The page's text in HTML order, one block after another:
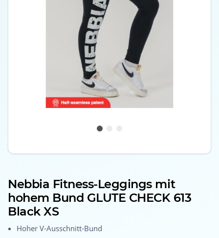
Nebbia Fitness-Leggings mit
hohem Bund GLUTE CHECK 613
Black XS
Hoher V-Ausschnitt-Bund